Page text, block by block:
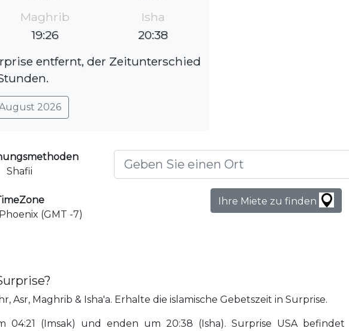
Maghrib
19:26
Isha
20:38
entfernt, der Zeitunterschied
2026
Shafii
(GMT -7)
Ihre Miete zu finden
Asr, Maghrib & Isha'a. Erhalte die islamische Gebetszeit in Surprise.
(Imsak) und enden um 20:38 (Isha). Surprise USA befindet